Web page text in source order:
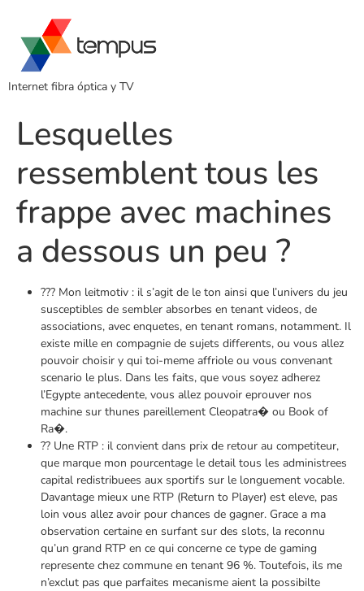
Internet fibra óptica y TV
Lesquelles
ressemblent tous les
frappe avec machines
a dessous un peu ?
??? Mon leitmotiv : il s’agit de le ton ainsi que l’univers du jeu
susceptibles de sembler absorbes en tenant videos, de
associations, avec enquetes, en tenant romans, notamment. Il
existe mille en compagnie de sujets differents, ou vous allez
pouvoir choisir y qui toi-meme affriole ou vous convenant
scenario le plus. Dans les faits, que vous soyez adherez
l’Egypte antecedente, vous allez pouvoir eprouver nos
machine sur thunes pareillement Cleopatra� ou Book of
Ra�.
?? Une RTP : il convient dans prix de retour au competiteur,
que marque mon pourcentage le detail tous les administrees
capital redistribuees aux sportifs sur le longuement vocable.
Davantage mieux une RTP (Return to Player) est eleve, pas
loin vous allez avoir pour chances de gagner. Grace a ma
observation certaine en surfant sur des slots, la reconnu
qu’un grand RTP en ce qui concerne ce type de gaming
represente chez commune en tenant 96 %. Toutefois, ils me
n’exclut pas que parfaites mecanisme aient la possibilte